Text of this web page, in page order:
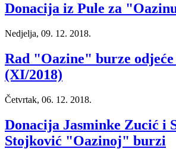
Donacija iz Pule za
Nedjelja, 09. 12. 2018.
Rad "Oazine" burze odjeće
(XI/2018)
Četvrtak, 06. 12. 2018.
Donacija Jasminke Zucić i
Stojković "Oazinoj" burzi